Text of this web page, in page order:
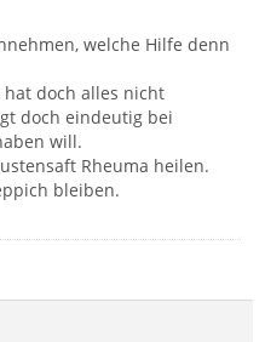
welche Hilfe denn
hat doch alles nicht
doch eindeutig bei
will.
Rheuma heilen.
bleiben.